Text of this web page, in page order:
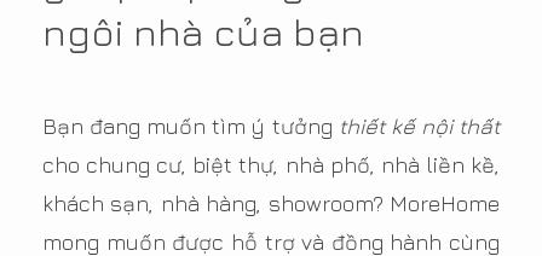
ngôi nhà của bạn
Bạn đang muốn tìm ý tưởng thiết kế nội thất
cho chung cư, biệt thự, nhà phố, nhà liền kề,
khách sạn, nhà hàng, showroom? MoreHome
mong muốn được hỗ trợ và đồng hành cùng